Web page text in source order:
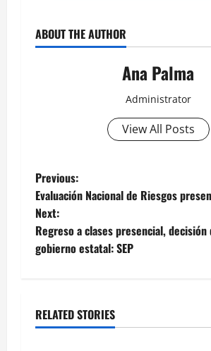
ABOUT THE AUTHOR
Ana Palma
Administrator
View All Posts
Post
navigation
Previous:
Evaluación Nacional de Riesgos
Next:
Regreso a clases presencial, decisión
gobierno estatal: SEP
RELATED STORIES
Estados Portada